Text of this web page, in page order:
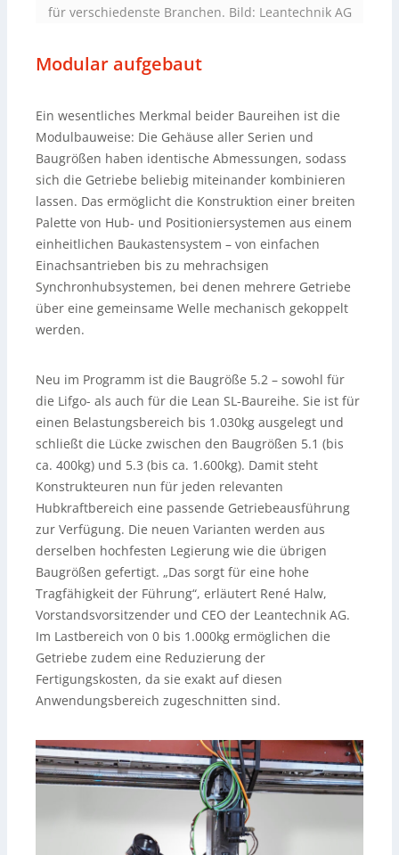
für verschiedenste Branchen. Bild: Leantechnik AG
Modular aufgebaut
Ein wesentliches Merkmal beider Baureihen ist die
Modulbauweise: Die Gehäuse aller Serien und
Baugrößen haben identische Abmessungen, sodass
sich die Getriebe beliebig miteinander kombinieren
lassen. Das ermöglicht die Konstruktion einer breiten
Palette von Hub- und Positioniersystemen aus einem
einheitlichen Baukastensystem – von einfachen
Einachsantrieben bis zu mehrachsigen
Synchronhubsystemen, bei denen mehrere Getriebe
über eine gemeinsame Welle mechanisch gekoppelt
werden.
Neu im Programm ist die Baugröße 5.2 – sowohl für
die Lifgo- als auch für die Lean SL-Baureihe. Sie ist für
einen Belastungsbereich bis 1.030kg ausgelegt und
schließt die Lücke zwischen den Baugrößen 5.1 (bis
ca. 400kg) und 5.3 (bis ca. 1.600kg). Damit steht
Konstrukteuren nun für jeden relevanten
Hubkraftbereich eine passende Getriebeausführung
zur Verfügung. Die neuen Varianten werden aus
derselben hochfesten Legierung wie die übrigen
Baugrößen gefertigt. „Das sorgt für eine hohe
Tragfähigkeit der Führung“, erläutert René Halw,
Vorstandsvorsitzender und CEO der Leantechnik AG.
Im Lastbereich von 0 bis 1.000kg ermöglichen die
Getriebe zudem eine Reduzierung der
Fertigungskosten, da sie exakt auf diesen
Anwendungsbereich zugeschnitten sind.